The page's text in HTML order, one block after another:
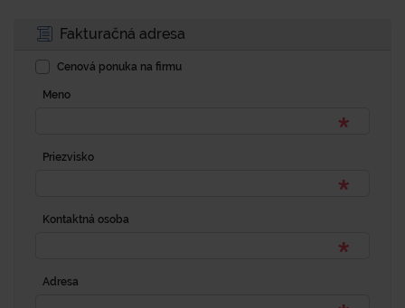
Fakturačná adresa
Cenová ponuka na firmu
Meno
Priezvisko
Kontaktná osoba
Adresa